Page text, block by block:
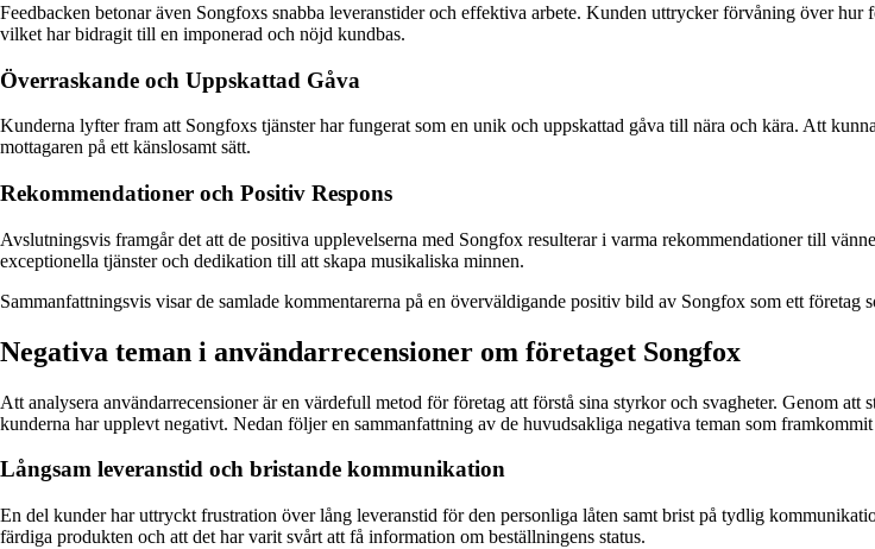
Feedbacken betonar även Songfoxs snabba leveranstider och effektiva arbete. Kunden uttrycker förvåning över
vilket har bidragit till en imponerad och nöjd kundbas.
Överraskande och Uppskattad Gåva
Kunderna lyfter fram att Songfoxs tjänster har fungerat som en unik och uppskattad gåva till nära och kära. Att
mottagaren på ett känslosamt sätt.
Rekommendationer och Positiv Respons
Avslutningsvis framgår det att de positiva upplevelserna med Songfox resulterar i varma rekommendationer till
exceptionella tjänster och dedikation till att skapa musikaliska minnen.
Sammanfattningsvis visar de samlade kommentarerna på en överväldigande positiv bild av Songfox som ett
Negativa teman i användarrecensioner om företaget Songfox
Att analysera användarrecensioner är en värdefull metod för företag att förstå sina styrkor och svagheter. Genom
kunderna har upplevt negativt. Nedan följer en sammanfattning av de huvudsakliga negativa teman som
Långsam leveranstid och bristande kommunikation
En del kunder har uttryckt frustration över lång leveranstid för den personliga låten samt brist på tydlig
färdiga produkten och att det har varit svårt att få information om beställningens status.